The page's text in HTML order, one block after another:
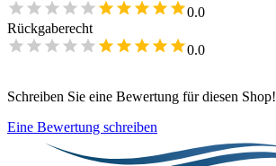
0.0
Rückgaberecht
0.0
Schreiben Sie eine Bewertung für diesen Shop!
Eine Bewertung schreiben